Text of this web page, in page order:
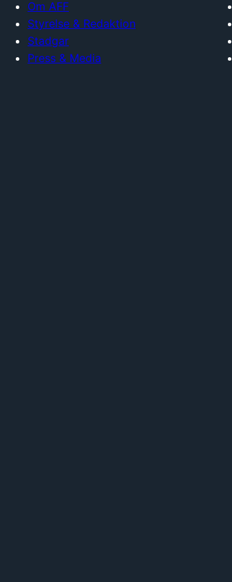
Om AFF
Styrelse & Redaktion
Stadgar
Press & Media